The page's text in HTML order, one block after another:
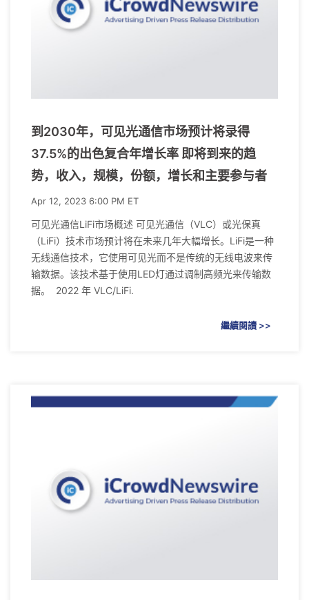
到2030年，可见光通信市场预计将录得
37.5%的出色复合年增长率 即将到来的趋
势，收入，规模，份额，增长和主要参与者
Apr 12, 2023 6:00 PM ET
可见光通信LiFi市场概述 可见光通信（VLC）或光保真
（LiFi）技术市场预计将在未来几年大幅增长。LiFi是一种
无线通信技术，它使用可见光而不是传统的无线电波来传
输数据。该技术基于使用LED灯通过调制高频光来传输数
据。 2022 年 VLC/LiFi.
繼續閱讀 >>